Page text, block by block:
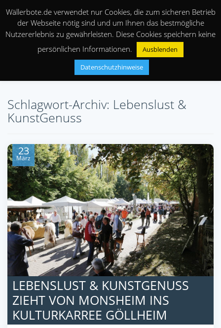
Schlagwort-Archiv: Lebenslust &
KunstGenuss
23
März
LEBENSLUST & KUNSTGENUSS
ZIEHT VON MONSHEIM INS
KULTURKARREE GÖLLHEIM
Wällerbote.de verwendet nur Cookies, die zum sicheren Betrieb
der Webseite nötig sind und um Ihnen das bestmögliche
Nutzererlebnis zu gewährleisten. Diese Cookies speichern keine
persönlichen Informationen.
Ausblenden
Datenschutzhinweise